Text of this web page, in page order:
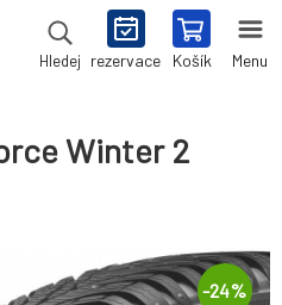
Hledej rezervace Košík Menu
Winter 2
-24%